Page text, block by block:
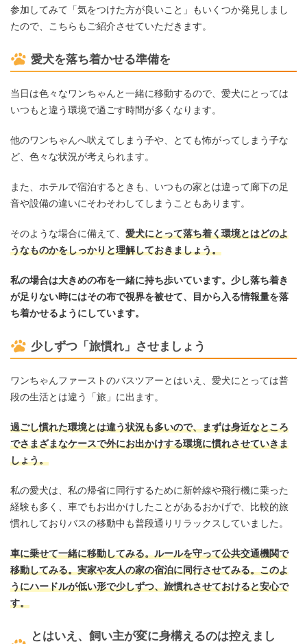
参加してみて「気をつけた方が良いこと」もいくつか発見しまし
たので、こちらもご紹介させていただきます。
愛犬を落ち着かせる準備を
当日は色々なワンちゃんと一緒に移動するので、愛犬にとっては
いつもと違う環境で過ごす時間が多くなります。
他のワンちゃんへ吠えてしまう子や、とても怖がってしまう子な
ど、色々な状況が考えられます。
また、ホテルで宿泊するときも、いつもの家とは違って廊下の足
音や設備の違いにそわそわしてしまうこともあります。
そのような場合に備えて、 愛犬にとって落ち着く環境とはどのよ
うなものかをしっかりと理解しておきましょう。
私の場合は大きめの布を一緒に持ち歩いています。少し落ち着き
が足りない時にはその布で視界を被せて、目から入る情報量を落
ち着かせるようにしています。
少しずつ「旅慣れ」させましょう
ワンちゃんファーストのバスツアーとはいえ、愛犬にとっては普
段の生活とは違う「旅」に出ます。
過ごし慣れた環境とは違う状況も多いので、まずは身近なところ
でさまざまなケースで外にお出かけする環境に慣れさせていきま
しょう。
私の愛犬は、私の帰省に同行するために新幹線や飛行機に乗った
経験も多く、車でもお出かけしたことがあるおかげで、比較的旅
慣れしておりバスの移動中も普段通りリラックスしていました。
車に乗せて一緒に移動してみる。ルールを守って公共交通機関で
移動してみる。実家や友人の家の宿泊に同行させてみる。このよ
うにハードルが低い形で少しずつ、旅慣れさせておけると安心で
す。
とはいえ、飼い主が変に身構えるのは控えまし